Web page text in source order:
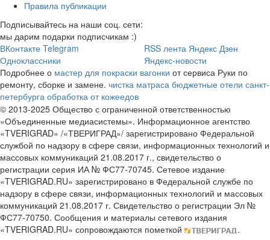
Правила публикации
Подписывайтесь на наши соц. сети:
мы дарим подарки подписчикам :)
ВКонтакте Telegram
Одноклассники
RSS лента Яндекс Дзен
Яндекс-новости
Подробнее о мастер для покраски вагонки от сервиса Руки по
ремонту, сборке и замене. чистка матраса бюджетные отели санкт-
петербурга обработка от кожеедов
© 2013-2025 Общество с ограниченной ответственностью
«Объединенные медиасистемы». Информационное агентство
«TVERIGRAD» /«ТВЕРИГРАД»/ зарегистрировано Федеральной
службой по надзору в сфере связи, информационных технологий и
массовых коммуникаций 21.08.2017 г., свидетельство о
регистрации серия ИА № ФС77-70745. Сетевое издание
«TVERIGRAD.RU» зарегистрировано в Федеральной службе по
надзору в сфере связи, информационных технологий и массовых
коммуникаций 21.08.2017 г. Свидетельство о регистрации Эл №
ФС77-70750. Сообщения и материалы сетевого издания
«TVERIGRAD.RU» сопровождаются пометкой
.